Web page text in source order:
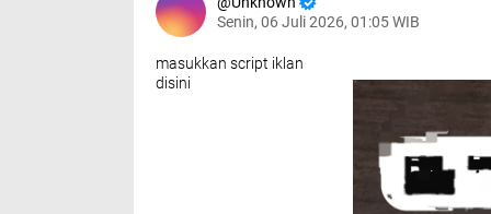
Senin, 06 Juli 2026, 01:05 WIB
masukkan script iklan
disini